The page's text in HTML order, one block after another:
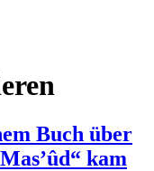
Buch über
kam